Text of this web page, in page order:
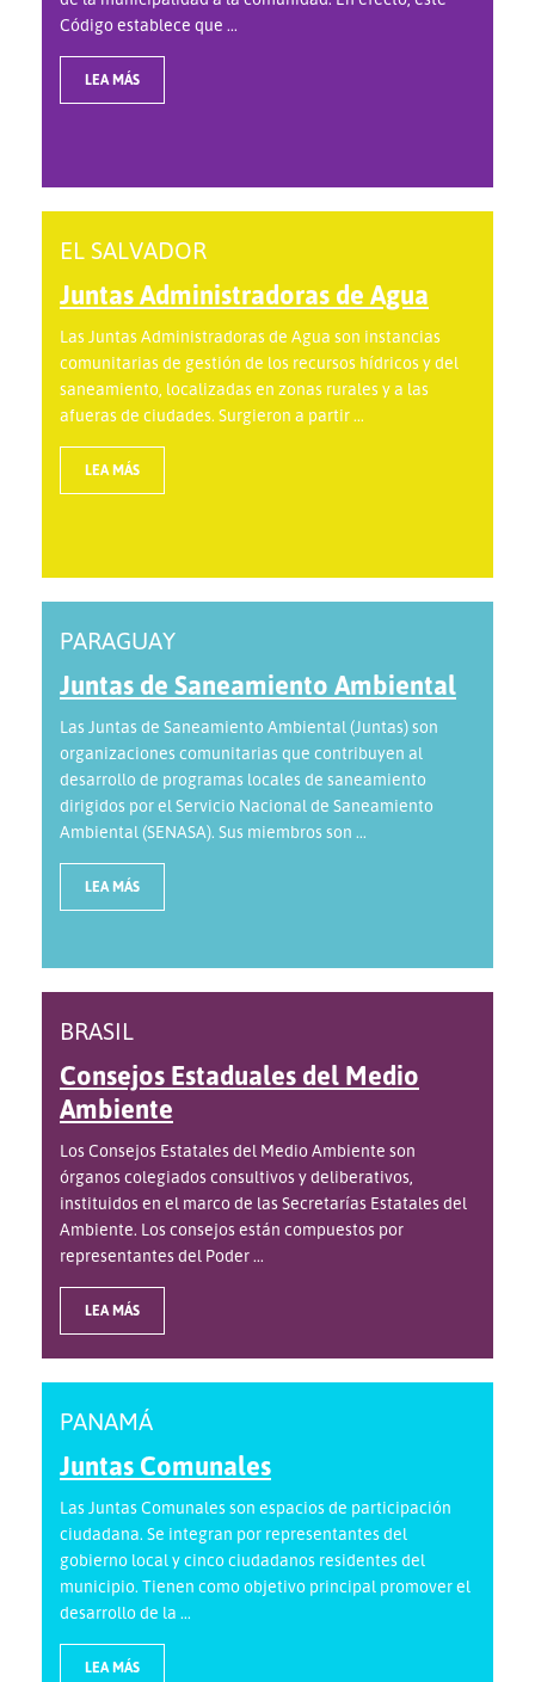
Código establece que ...
LEA MÁS
EL SALVADOR
Juntas Administradoras de Agua
Las Juntas Administradoras de Agua son instancias
comunitarias de gestión de los recursos hídricos y del
saneamiento, localizadas en zonas rurales y a las
afueras de ciudades. Surgieron a partir ...
LEA MÁS
PARAGUAY
Juntas de Saneamiento Ambiental
Las Juntas de Saneamiento Ambiental (Juntas) son
organizaciones comunitarias que contribuyen al
desarrollo de programas locales de saneamiento
dirigidos por el Servicio Nacional de Saneamiento
Ambiental (SENASA). Sus miembros son ...
LEA MÁS
BRASIL
Consejos Estaduales del Medio
Ambiente
Los Consejos Estatales del Medio Ambiente son
órganos colegiados consultivos y deliberativos,
instituidos en el marco de las Secretarías Estatales del
Ambiente. Los consejos están compuestos por
representantes del Poder ...
LEA MÁS
PANAMÁ
Juntas Comunales
Las Juntas Comunales son espacios de participación
ciudadana. Se integran por representantes del
gobierno local y cinco ciudadanos residentes del
municipio. Tienen como objetivo principal promover el
desarrollo de la ...
LEA MÁS